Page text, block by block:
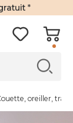
*
oreiller,